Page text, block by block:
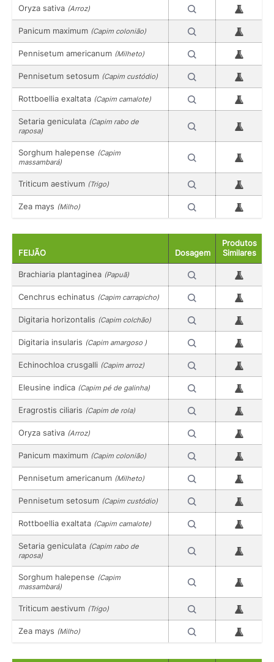
Oryza sativa (Arroz)
Panicum maximum (Capim colonião)
Pennisetum americanum (Milheto)
Pennisetum setosum (Capim custódio)
Rottboellia exaltata (Capim camalote)
Setaria geniculata (Capim rabo de
raposa)
Sorghum halepense (Capim
massambará)
Triticum aestivum (Trigo)
Zea mays (Milho)
FEIJÃO Dosagem
Produtos
Similares
Brachiaria plantaginea (Papuã)
Cenchrus echinatus (Capim carrapicho)
Digitaria horizontalis (Capim colchão)
Digitaria insularis (Capim amargoso )
Echinochloa crusgalli (Capim arroz)
Eleusine indica (Capim pé de galinha)
Eragrostis ciliaris (Capim de rola)
Oryza sativa (Arroz)
Panicum maximum (Capim colonião)
Pennisetum americanum (Milheto)
Pennisetum setosum (Capim custódio)
Rottboellia exaltata (Capim camalote)
Setaria geniculata (Capim rabo de
raposa)
Sorghum halepense (Capim
massambará)
Triticum aestivum (Trigo)
Zea mays (Milho)